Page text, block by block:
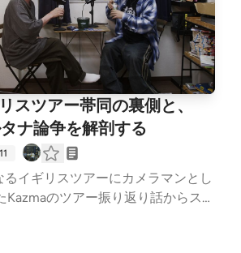
キュリティ、裏方2人の過酷すぎる
楽屋にビールサーバー！？飲み
カメラチーム00:08:42 DAY1ライブ
じゃなかった」toe00:15:35 bacho
ー3人を抱えて死にかけた理久00:1
真チェックとカメラマンの登竜門0
ルカメラ vs 乗り込みカメラの残
Age FactoryとTempalay。VIVA
2ndステージトリが熱い00:36:26
万歩あるく？ 00:39:45 なぜ野外フ
が低音が響くのか？00:48:20 客席
正しい楽しみ方00:53:43 ELLEGA
スツアー帯同の裏側と、
ナ論争を解剖する
イギリスツアーにカメラマンとし
Kazmaのツアー振り返り話からスタ
なライブハウスでの熱狂、高すぎる